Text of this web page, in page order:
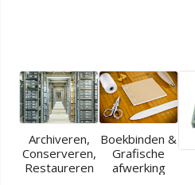
Archiveren,
Conserveren,
Restaureren
Boekbinden &
Grafische
afwerking